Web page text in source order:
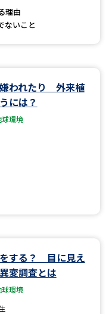
理由
ないこと
われたり 外来植
には？
環境
する？ 目に見え
変調査とは
環境